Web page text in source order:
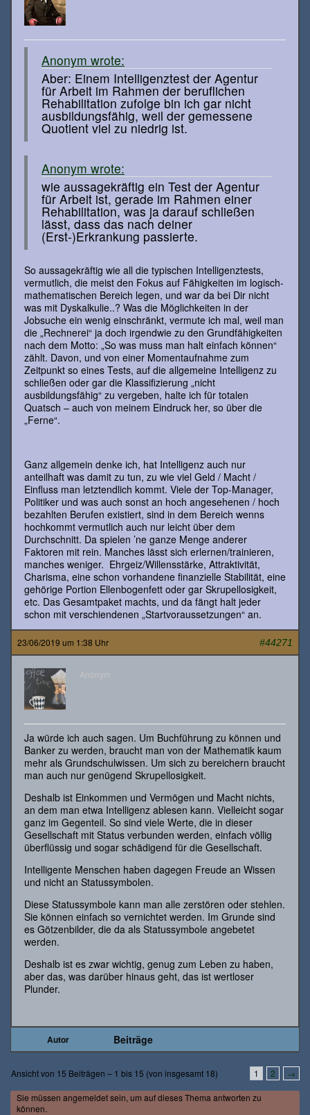
Anonym wrote:
Aber: Einem Intelligenztest der Agentur
für Arbeit im Rahmen der beruflichen
Rehabilitation zufolge bin ich gar nicht
ausbildungsfähig, weil der gemessene
Quotient viel zu niedrig ist.
Anonym wrote:
wie aussagekräftig ein Test der Agentur
für Arbeit ist, gerade im Rahmen einer
Rehabilitation, was ja darauf schließen
lässt, dass das nach deiner
(Erst-)Erkrankung passierte.
So aussagekräftig wie all die typischen Intelligenztests,
vermutlich, die meist den Fokus auf Fähigkeiten im logisch-
mathematischen Bereich legen, und war da bei Dir nicht
was mit Dyskalkulie..? Was die Möglichkeiten in der
Jobsuche ein wenig einschränkt, vermute ich mal, weil man
die „Rechnerei“ ja doch irgendwie zu den Grundfähigkeiten
nach dem Motto: „So was muss man halt einfach können“
zählt. Davon, und von einer Momentaufnahme zum
Zeitpunkt so eines Tests, auf die allgemeine Intelligenz zu
schließen oder gar die Klassifizierung „nicht
ausbildungsfähig“ zu vergeben, halte ich für totalen
Quatsch – auch von meinem Eindruck her, so über die
„Ferne“.
Ganz allgemein denke ich, hat Intelligenz auch nur
anteilhaft was damit zu tun, zu wie viel Geld / Macht /
Einfluss man letztendlich kommt. Viele der Top-Manager,
Politiker und was auch sonst an hoch angesehenen / hoch
bezahlten Berufen existiert, sind in dem Bereich wenns
hochkommt vermutlich auch nur leicht über dem
Durchschnitt. Da spielen ’ne ganze Menge anderer
Faktoren mit rein. Manches lässt sich erlernen/trainieren,
manches weniger. Ehrgeiz/Willensstärke, Attraktivität,
Charisma, eine schon vorhandene finanzielle Stabilität, eine
gehörige Portion Ellenbogenfett oder gar Skrupellosigkeit,
etc. Das Gesamtpaket machts, und da fängt halt jeder
schon mit verschiendenen „Startvoraussetzungen“ an.
23/06/2019 um 1:38 Uhr #44271
Anonym
Ja würde ich auch sagen. Um Buchführung zu können und
Banker zu werden, braucht man von der Mathematik kaum
mehr als Grundschulwissen. Um sich zu bereichern braucht
man auch nur genügend Skrupellosigkeit.
Deshalb ist Einkommen und Vermögen und Macht nichts,
an dem man etwa Intelligenz ablesen kann. Vielleicht sogar
ganz im Gegenteil. So sind viele Werte, die in dieser
Gesellschaft mit Status verbunden werden, einfach völlig
überflüssig und sogar schädigend für die Gesellschaft.
Intelligente Menschen haben dagegen Freude an Wissen
und nicht an Statussymbolen.
Diese Statussymbole kann man alle zerstören oder stehlen.
Sie können einfach so vernichtet werden. Im Grunde sind
es Götzenbilder, die da als Statussymbole angebetet
werden.
Deshalb ist es zwar wichtig, genug zum Leben zu haben,
aber das, was darüber hinaus geht, das ist wertloser
Plunder.
Autor Beiträge
Ansicht von 15 Beiträgen – 1 bis 15 (von insgesamt 18) 1 2 →
Sie müssen angemeldet sein, um auf dieses Thema antworten zu
können.